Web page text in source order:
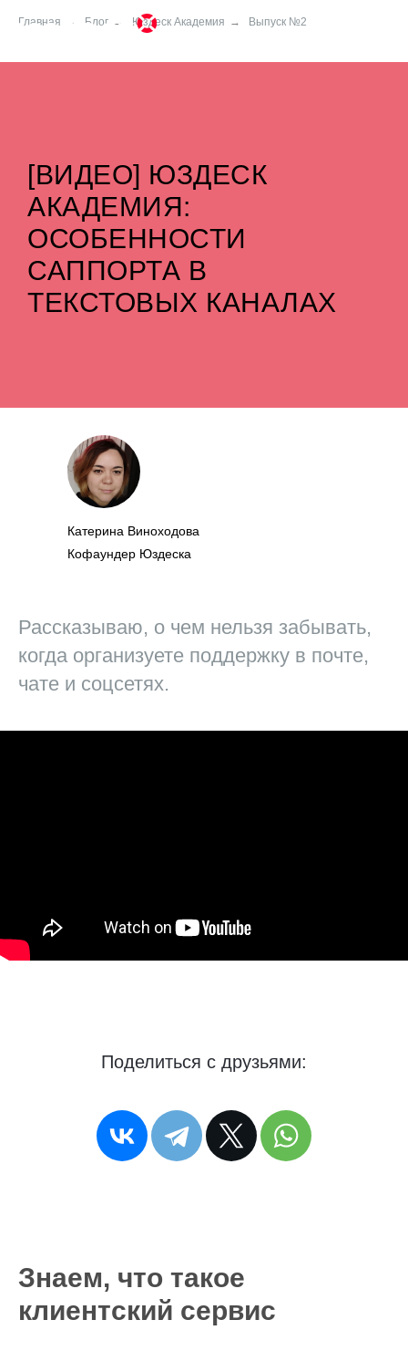
Главная → Блог → Юздеск Академия → Выпуск №2
[ВИДЕО] ЮЗДЕСК
АКАДЕМИЯ:
ОСОБЕННОСТИ
САППОРТА В
ТЕКСТОВЫХ КАНАЛАХ
Катерина Виноходова
Кофаундер Юздеска
Рассказываю, о чем нельзя забывать,
когда организуете поддержку в почте,
чате и соцсетях.
Поделиться с друзьями:
Знаем, что такое
клиентский сервис